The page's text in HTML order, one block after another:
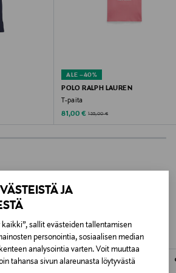
JA
sallit evästeiden tallentamisen
personointia, sosiaalisen median
analysointia varten. Voit muuttaa
tahansa sivun alareunasta löytyvästä
Copenhagen K, Denmark
ALE –40%
POLO RALPH LAUREN
T-paita
Discounted Price
81,00 € Original Price
135,00 €